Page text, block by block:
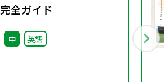
完全ガイド
中 英語